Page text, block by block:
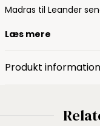
Madras til Leander
Læs mere
Produkt information